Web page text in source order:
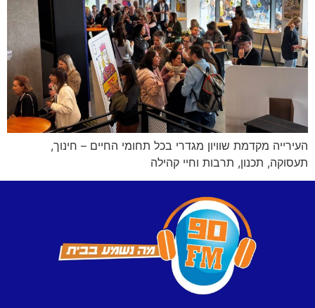
העירייה מקדמת שוויון מגדרי בכל תחומי החיים – חינוך,
תעסוקה, תכנון, תרבות וחיי קהילה